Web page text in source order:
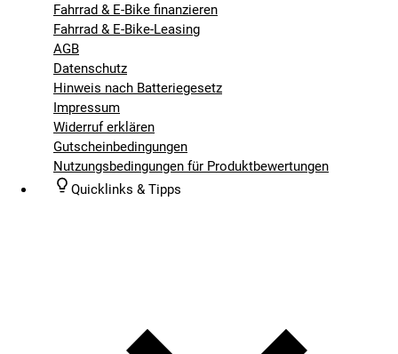
Fahrrad & E-Bike finanzieren
Fahrrad & E-Bike-Leasing
AGB
Datenschutz
Hinweis nach Batteriegesetz
Impressum
Widerruf erklären
Gutscheinbedingungen
Nutzungsbedingungen für Produktbewertungen
Quicklinks & Tipps